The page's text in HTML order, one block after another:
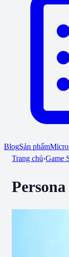
BlogSản phẩm
Trang chủ›Game